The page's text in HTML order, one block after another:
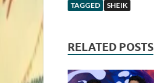
TAGGED SHEIK
RELATED POSTS